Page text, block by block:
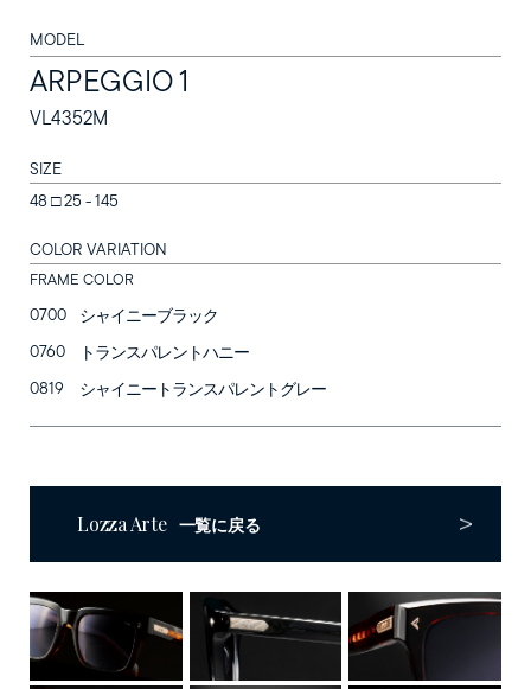
SUNGLASSES
LOZZA
LOZZA ARTE
STORES
Follow us on
MODEL
ARPEGGIO 1
VL4352M
SIZE
48 □ 25 - 145
COLOR VARIATION
FRAME COLOR
0700 シャイニーブラック
0760 トランスパレントハニー
0819 シャイニートランスパレントグレー
Lozza Arte 一覧に戻る